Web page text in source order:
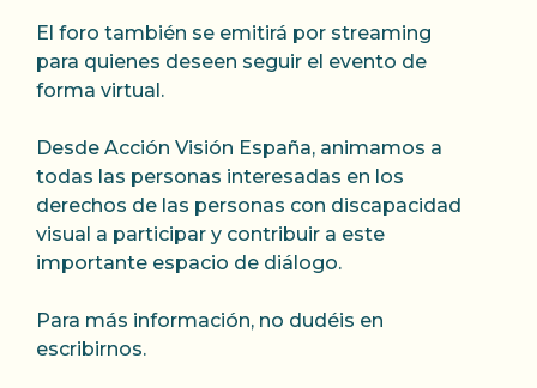
El foro también se emitirá por streaming
para quienes deseen seguir el evento de
forma virtual.
Desde Acción Visión España, animamos a
todas las personas interesadas en los
derechos de las personas con discapacidad
visual a participar y contribuir a este
importante espacio de diálogo.
Para más información, no dudéis en
escribirnos.